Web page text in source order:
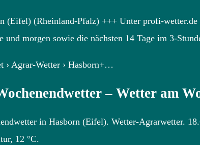
(Eifel) (Rheinland-Pfalz) +++ Unter profi-
und morgen sowie die nächsten 14 Tage im 3-
› Agrar-Wetter › Hasborn+…
– Wetter am
in Hasborn (Eifel). Wetter-Agrarwetter.
12 °C.